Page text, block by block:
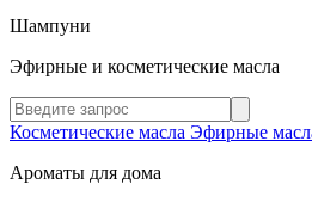
Шампуни
Эфирные и косметические масла
Косметические масла Эфирные
Ароматы для дома